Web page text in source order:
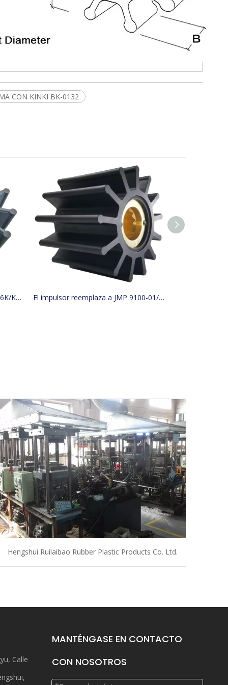
CON KINKI BK-0132
El impulsor reemplaza a JMP 9136K/KASHIYAMA SP-600 CON KINKI BK-0314 El impulsor reemplaza a JMP 9100-01/JABSCO 31500-0001 2999-0001
Hengshui Ruilaibao Rubber Plastic Products Co. Ltd.
Calle
MANTÉNGASE EN CONTACTO
CON NOSOTROS